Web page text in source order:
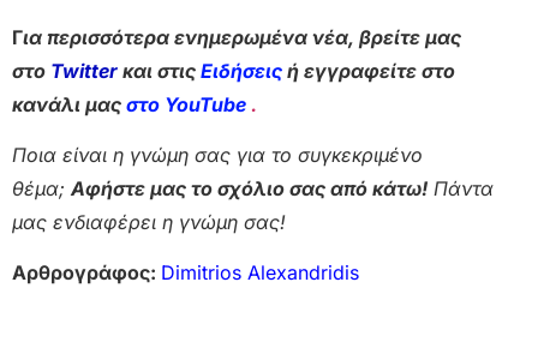
Για περισσότερα ενημερωμένα νέα, βρείτε μας
στο Twitter και στις Ειδήσεις ή εγγραφείτε στο
κανάλι μας στο YouTube .
Ποια είναι η γνώμη σας για το συγκεκριμένο
θέμα;Αφήστε μας το σχόλιο σας από κάτω! Πάντα
μας ενδιαφέρει η γνώμη σας!
Αρθρογράφος: Dimitrios Alexandridis